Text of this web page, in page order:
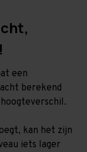
een
berekend
kan het zijn
iets lager